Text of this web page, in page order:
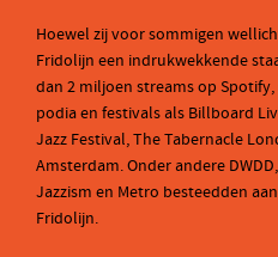
Hoewel zij voor sommigen
Fridolijn een indrukwekkende
dan 2 miljoen streams op
podia en festivals als Billboard
Jazz Festival, The Tabernacle
Amsterdam. Onder andere
Jazzism en Metro besteedden
Fridolijn.